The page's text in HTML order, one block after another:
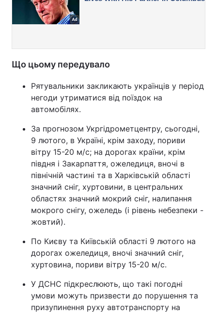
Що цьому передувало
Рятувальники закликають українців у період
негоди утриматися від поїздок на
автомобілях.
За прогнозом Укргідрометцентру, сьогодні,
9 лютого, в Україні, крім заходу, пориви
вітру 15-20 м/с; на дорогах країни, крім
півдня і Закарпаття, ожеледиця, вночі в
північній частині та в Харківській області
значний сніг, хуртовини, в центральних
областях значний мокрий сніг, налипання
мокрого снігу, ожеледь (і рівень небезпеки -
жовтий).
По Києву та Київській області 9 лютого на
дорогах ожеледиця, вночі значний сніг,
хуртовина, пориви вітру 15-20 м/с.
У ДСНС підкреслюють, що такі погодні
умови можуть призвести до порушення та
призупинення руху автотранспорту на